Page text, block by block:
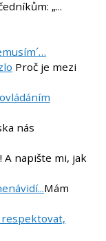
„...
Proč je mezi
nás
A napište mi, jak
Mám